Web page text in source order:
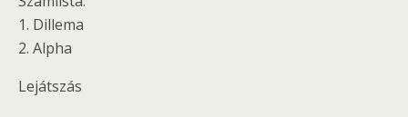
1. Dillema
2. Alpha
Lejátszás